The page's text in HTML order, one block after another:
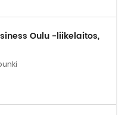
Oulu -liikelaitos,